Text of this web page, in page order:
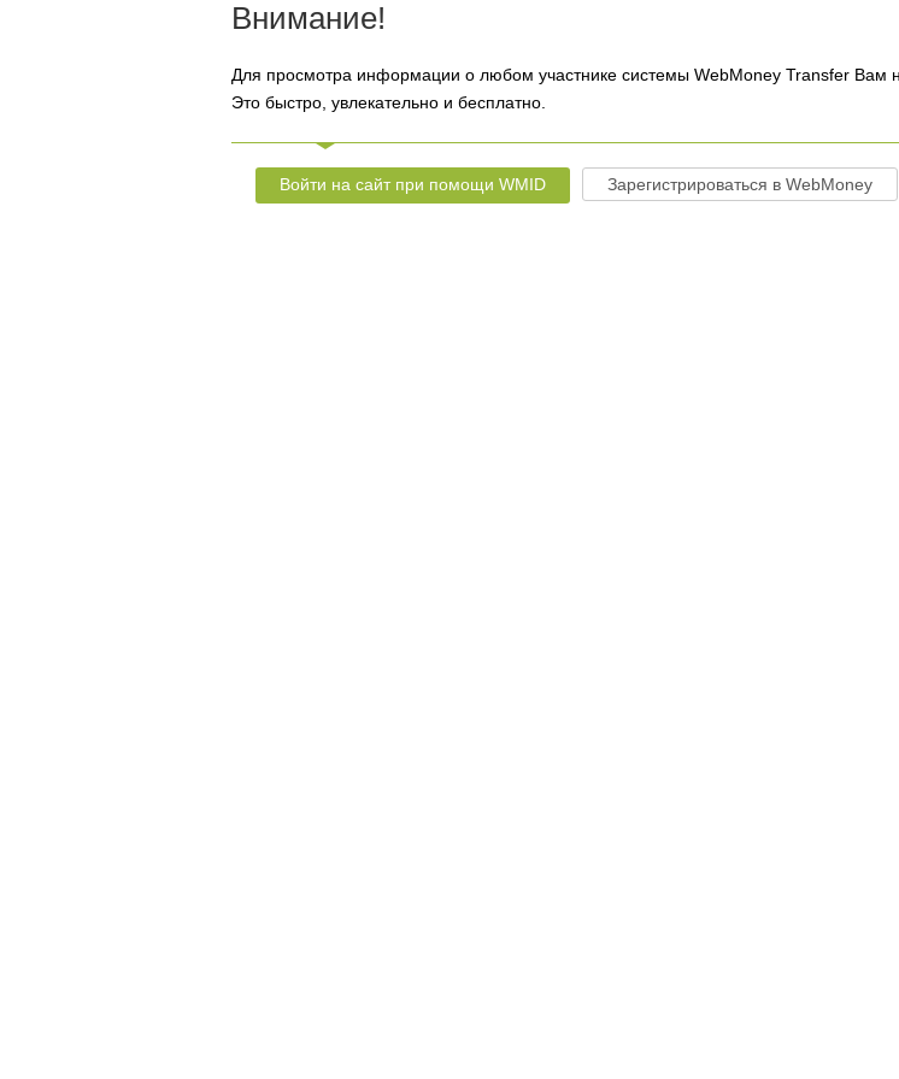
Внимание!
Для просмотра информации о любом участнике системы WebMoney Transfer Вам
Это быстро, увлекательно и бесплатно.
Войти на сайт при помощи WMID Зарегистрироваться в WebMoney